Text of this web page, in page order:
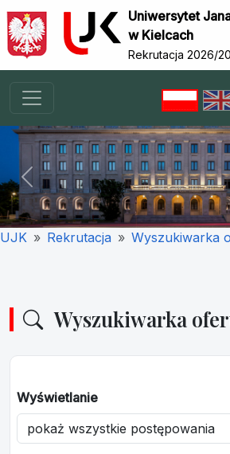
Uniwersytet
w Kielcach
Rekrutacja 2026/
Previous
UJK Rekrutacja Wyszukiwarka
Wyszukiwarka
Wyświetlanie